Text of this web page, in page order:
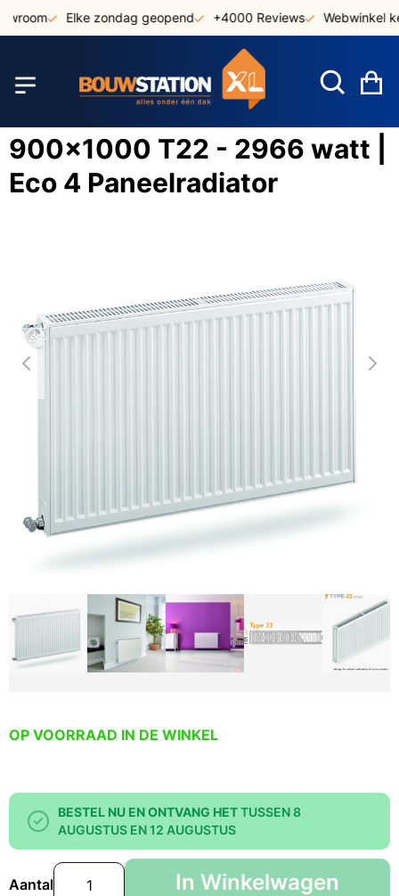
naar
Elke zondag geopend +4000 Reviews Webwinkel
900x1000 T22 - 2966 watt |
Eco 4 Paneelradiator
OP VOORRAAD IN DE WINKEL
BESTEL NU EN ONTVANG HETTUSSEN 8
AUGUSTUS EN 12 AUGUSTUS
Aantal In Winkelwagen